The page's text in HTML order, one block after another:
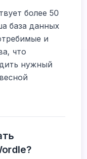
более 50
база данных
и
что
нужный